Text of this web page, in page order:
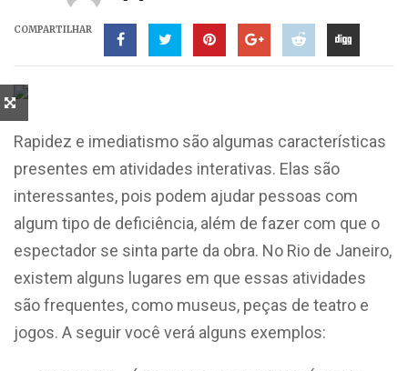
COMPARTILHAR
Rapidez e imediatismo são algumas características
presentes em atividades interativas. Elas são
interessantes, pois podem ajudar pessoas com
algum tipo de deficiência, além de fazer com que o
espectador se sinta parte da obra. No Rio de Janeiro,
existem alguns lugares em que essas atividades
são frequentes, como museus, peças de teatro e
jogos. A seguir você verá alguns exemplos: